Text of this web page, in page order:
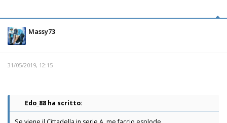
Massy73
31/05/2019, 12:15
Edo_88 ha scritto: